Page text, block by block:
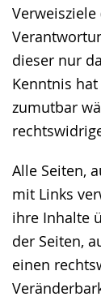
dieser nur
Kenntnis
zumutbar
Alle Seiten,
mit Links
ihre Inhalte
der Seiten,
einen